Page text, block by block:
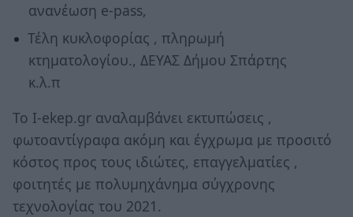
ανανέωση e-pass,
Τέλη κυκλοφορίας , πληρωμή
κτηματολογίου., ΔΕΥΑΣ Δήμου Σπάρτης
κ.λ.π
Το I-ekep.gr αναλαμβάνει εκτυπώσεις ,
φωτοαντίγραφα ακόμη και έγχρωμα με προσιτό
κόστος προς τους ιδιώτες, επαγγελματίες ,
φοιτητές με πολυμηχάνημα σύγχρονης
τεχνολογίας του 2021.